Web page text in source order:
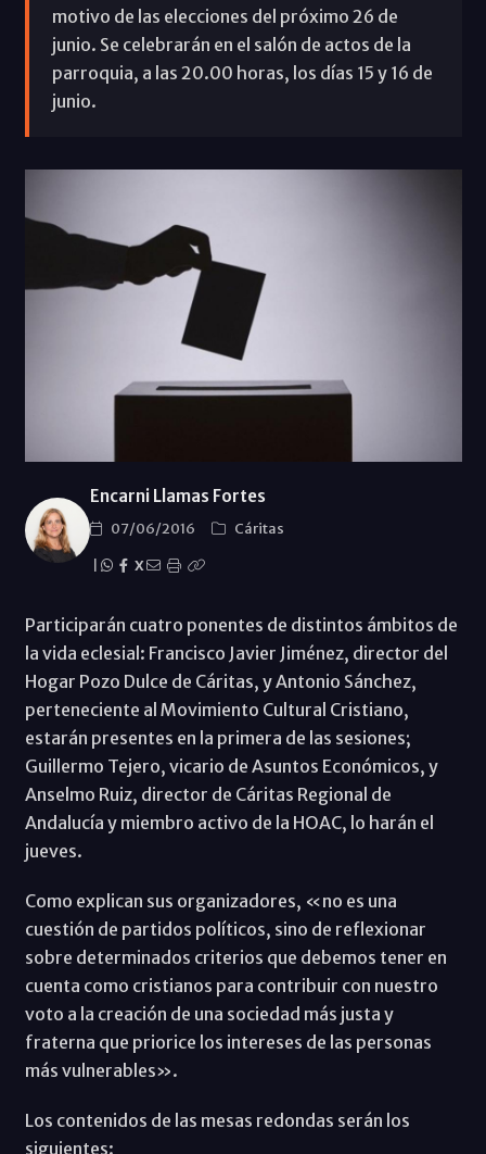
motivo de las elecciones del próximo 26 de
junio. Se celebrarán en el salón de actos de la
parroquia, a las 20.00 horas, los días 15 y 16 de
junio.
Encarni Llamas Fortes
07/06/2016
Cáritas
X
Participarán cuatro ponentes de distintos ámbitos de
la vida eclesial: Francisco Javier Jiménez, director del
Hogar Pozo Dulce de Cáritas, y Antonio Sánchez,
perteneciente al Movimiento Cultural Cristiano,
estarán presentes en la primera de las sesiones;
Guillermo Tejero, vicario de Asuntos Económicos, y
Anselmo Ruiz, director de Cáritas Regional de
Andalucía y miembro activo de la HOAC, lo harán el
jueves.
Como explican sus organizadores, «no es una
cuestión de partidos políticos, sino de reflexionar
sobre determinados criterios que debemos tener en
cuenta como cristianos para contribuir con nuestro
voto a la creación de una sociedad más justa y
fraterna que priorice los intereses de las personas
más vulnerables».
Los contenidos de las mesas redondas serán los
siguientes: